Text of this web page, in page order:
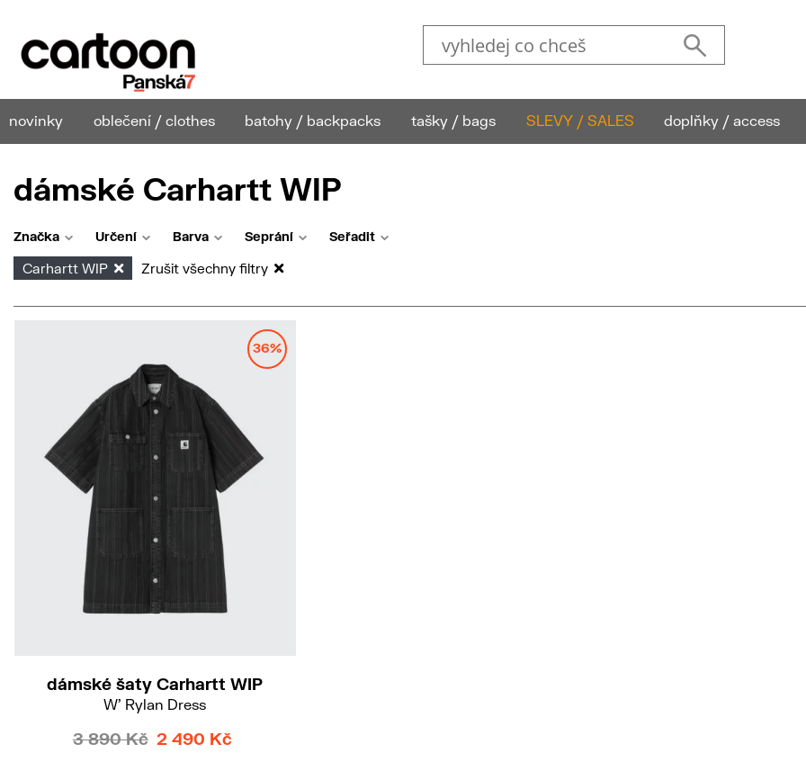
novinky oblečení / clothes batohy / backpacks tašky / bags SLEVY / SALES doplňky / access
dámské Carhartt WIP
Značka Určení Barva Seprání Seřadit
Carhartt WIP Zrušit všechny filtry
36%
dámské šaty Carhartt WIP
W' Rylan Dress
3 890 Kč 2 490 Kč